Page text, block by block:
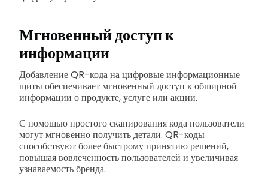
Мгновенный доступ к
информации
Добавление QR-кода на цифровые информационные
щиты обеспечивает мгновенный доступ к обширной
информации о продукте, услуге или акции.
С помощью простого сканирования кода пользователи
могут мгновенно получить детали. QR-коды
способствуют более быстрому принятию решений,
повышая вовлеченность пользователей и увеличивая
узнаваемость бренда.